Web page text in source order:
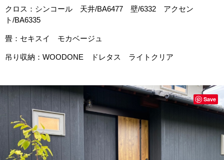
クロス：シンコール 天井/BA6477 壁/6332 アクセン
ト/BA6335
畳：セキスイ モカベージュ
吊り収納：WOODONE ドレタス ライトクリア
Save